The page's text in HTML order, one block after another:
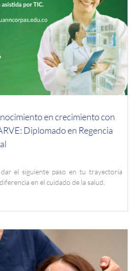
en crecimiento con
Diplomado en Regencia
el siguiente paso en tu trayectoria
en el cuidado de la salud.